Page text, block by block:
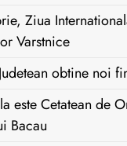
Ziua
Varstnice
obtine noi
este Cetatean de
Bacau